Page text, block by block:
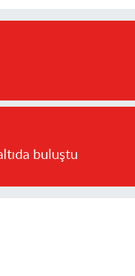
buluştu